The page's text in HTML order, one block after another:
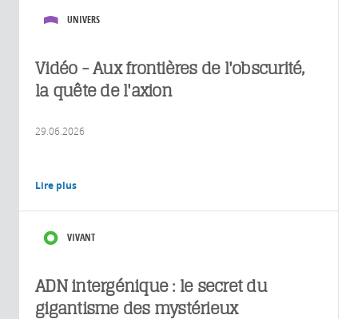
UNIVERS
Vidéo - Aux frontières de l'obscurité,
la quête de l'axion
29.06.2026
Lire plus
VIVANT
ADN intergénique : le secret du
gigantisme des mystérieux